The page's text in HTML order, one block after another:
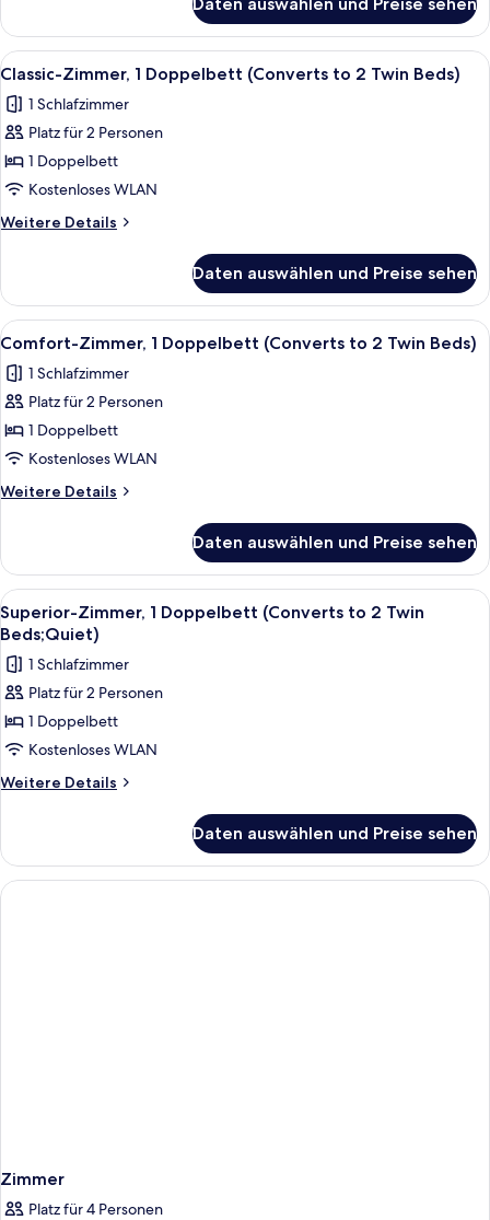
Twin
Beds;with
Sofabed)
anzeigen
Suite,
Doppelbett
to
2
Beds;with
Sofabed)
Alle
Fotos
für
Classic-
Zimmer,
1
Doppelbett
(Converts
2
Twin
Beds)
anzeigen
Ein Hotelzimmer mit zwei Betten,
4
Classic-Zimmer, 1 Doppelbett (Converts to 2 Twin Beds)
1 Schlafzimmer
Platz für 2 Personen
1 Doppelbett
Kostenloses WLAN
Weitere Details
Weitere
Zimmer,
Doppelbett
to
2
Beds)
Daten auswählen und Preise sehen
Alle
Fotos
für
Comfort-
Zimmer,
1
Doppelbett
(Converts
2
Twin
Beds)
anzeigen
Ein Hotelzimmer mit einem großen
5
Comfort-Zimmer, 1 Doppelbett (Converts to 2 Twin Beds)
1 Schlafzimmer
Platz für 2 Personen
1 Doppelbett
Kostenloses WLAN
Weitere Details
Weitere
Zimmer,
Doppelbett
(Converts
2
Twin
Daten auswählen und Preise sehen
Alle
Fotos
für
Superior-
Zimmer,
1
Doppelbett
(Converts
Twin
Beds;Quiet)
anzeigen
Ein Hotelzimmer mit einem großen
5
Superior-Zimmer, 1 Doppelbett (Converts to 2 Twin
Beds;Quiet)
1 Schlafzimmer
Platz für 2 Personen
1 Doppelbett
Kostenloses WLAN
Weitere Details
Weitere
Zimmer,
Doppelbett
Daten auswählen und Preise sehen
Zimmer
Platz für 4 Personen